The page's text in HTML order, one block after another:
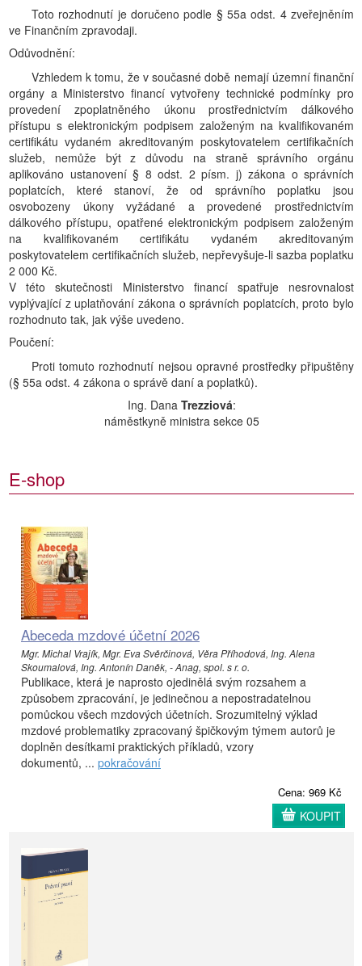
Toto rozhodnutí je doručeno podle § 55a odst. 4 zveřejněním
ve Finančním zpravodaji.
Odůvodnění:
Vzhledem k tomu, že v současné době nemají územní finanční
orgány a Ministerstvo financí vytvořeny technické podmínky pro
provedení zpoplatněného úkonu prostřednictvím dálkového
přístupu s elektronickým podpisem založeným na kvalifikovaném
certifikátu vydaném akreditovaným poskytovatelem certifikačních
služeb, nemůže být z důvodu na straně správního orgánu
aplikováno ustanovení § 8 odst. 2 písm. j) zákona o správních
poplatcích, které stanoví, že od správního poplatku jsou
osvobozeny úkony vyžádané a provedené prostřednictvím
dálkového přístupu, opatřené elektronickým podpisem založeným
na kvalifikovaném certifikátu vydaném akreditovaným
poskytovatelem certifikačních služeb, nepřevyšuje-li sazba poplatku
2 000 Kč.
V této skutečnosti Ministerstvo financí spatřuje nesrovnalost
vyplývající z uplatňování zákona o správních poplatcích, proto bylo
rozhodnuto tak, jak výše uvedeno.
Poučení:
Proti tomuto rozhodnutí nejsou opravné prostředky připuštěny
(§ 55a odst. 4 zákona o správě daní a poplatků).
Ing. Dana Trezziová:
náměstkyně ministra sekce 05
E-shop
Abeceda mzdové účetní 2026
Mgr. Michal Vrajík, Mgr. Eva Svěrčinová, Věra Příhodová, Ing. Alena
Skoumalová, Ing. Antonín Daněk, - Anag, spol. s r. o.
Publikace, která je naprosto ojedinělá svým rozsahem a
způsobem zpracování, je jedinečnou a nepostradatelnou
pomůckou všech mzdových účetních. Srozumitelný výklad
mzdové problematiky zpracovaný špičkovým týmem autorů je
doplněn desítkami praktických příkladů, vzory
dokumentů, ... pokračování
Cena: 969 Kč
KOUPIT